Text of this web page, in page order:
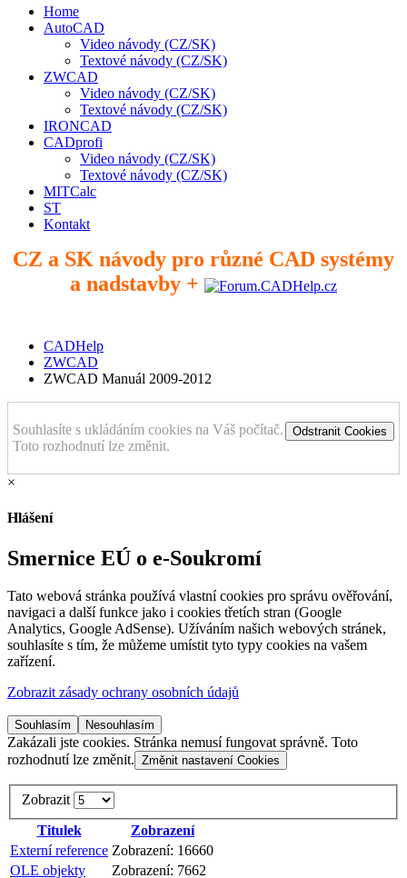
Home
AutoCAD
Video návody (CZ/SK)
Textové návody (CZ/SK)
ZWCAD
Video návody (CZ/SK)
Textové návody (CZ/SK)
IRONCAD
CADprofi
Video návody (CZ/SK)
Textové návody (CZ/SK)
MITCalc
ST
Kontakt
CZ a SK návody pro různé CAD systémy
a nadstavby +
CADHelp
ZWCAD
ZWCAD Manuál 2009-2012
Odstranit Cookies
Souhlasíte s ukládáním cookies na Váš počítač.
Toto rozhodnutí lze změnit.
×
Hlášení
Smernice EÚ o e-Soukromí
Tato webová stránka používá vlastní cookies pro správu ověřování,
navigaci a další funkce jako i cookies třetích stran (Google
Analytics, Google AdSense). Užíváním našich webových stránek,
souhlasíte s tím, že můžeme umístit tyto typy cookies na vašem
zařízení.
Zobrazit zásady ochrany osobních údajů
Souhlasím Nesouhlasím
Zakázali jste cookies. Stránka nemusí fungovat správně. Toto
rozhodnutí lze změnit. Změnit nastavení Cookies
Zobrazit
Titulek
Zobrazení
Externí reference Zobrazení: 16660
OLE objekty
Zobrazení: 7662